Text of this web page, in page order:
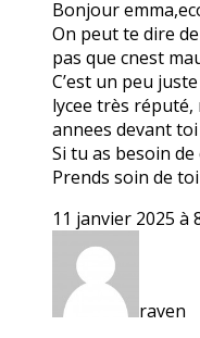
Bonjour
On peut te dire
pas que cnest
C’est un peu
lycee très
annees devant
Si tu as besoin de
Prends soin de toi
11 janvier 2025 à
raven